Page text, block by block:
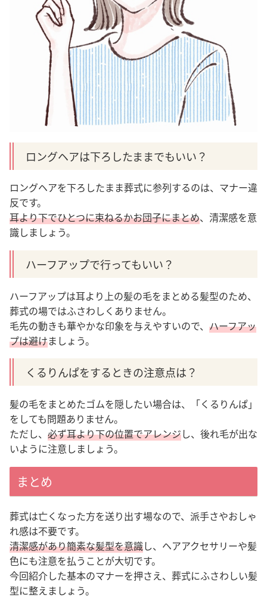
ロングヘアは下ろしたままでもいい？
ロングヘアを下ろしたまま葬式に参列するのは、マナー違
反です。
耳より下でひとつに束ねるかお団子にまとめ、清潔感を意
識しましょう。
ハーフアップで行ってもいい？
ハーフアップは耳より上の髪の毛をまとめる髪型のため、
葬式の場ではふさわしくありません。
毛先の動きも華やかな印象を与えやすいので、 ハーフアッ
プは避けましょう。
くるりんぱをするときの注意点は？
髪の毛をまとめたゴムを隠したい場合は、「くるりんぱ」
をしても問題ありません。
ただし、 必ず耳より下の位置でアレンジし、後れ毛が出な
いように注意しましょう。
まとめ
葬式は亡くなった方を送り出す場なので、派手さやおしゃ
れ感は不要です。
清潔感があり簡素な髪型を意識し、ヘアアクセサリーや髪
色にも注意を払うことが大切です。
今回紹介した基本のマナーを押さえ、葬式にふさわしい髪
型に整えましょう。